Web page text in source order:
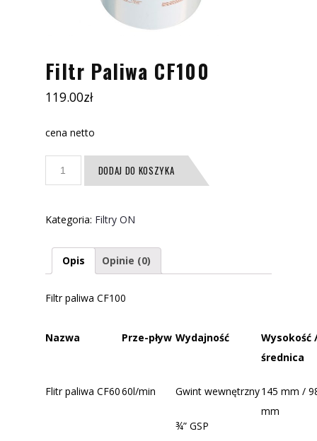
Filtr Paliwa CF100
119.00zł
cena netto
Filtr
DODAJ DO KOSZYKA
Kategoria: Filtry ON
Opis Opinie (0)
Filtr paliwa CF100
Nazwa Prze-pływ Wydajność
Wysokość
średnica
Flitr paliwa CF6060l/min Gwint wewnętrzny
¾” GSP
145 mm /
mm